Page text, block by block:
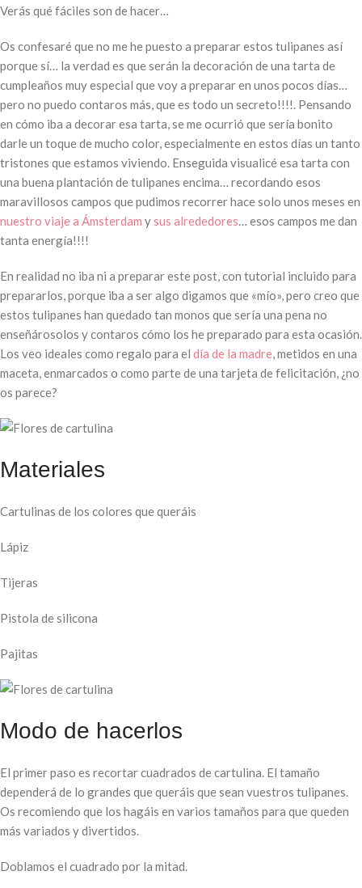
Verás qué fáciles son de hacer…
Os confesaré que no me he puesto a preparar estos tulipanes así
porque sí… la verdad es que serán la decoración de una tarta de
cumpleaños muy especial que voy a preparar en unos pocos días…
pero no puedo contaros más, que es todo un secreto!!!!. Pensando
en cómo iba a decorar esa tarta, se me ocurrió que sería bonito
darle un toque de mucho color, especialmente en estos días un tanto
tristones que estamos viviendo. Enseguida visualicé esa tarta con
una buena plantación de tulipanes encima… recordando esos
maravillosos campos que pudimos recorrer hace solo unos meses en
nuestro viaje a Ámsterdam ysus alrededores… esos campos me dan
tanta energía!!!!
En realidad no iba ni a preparar este post, con tutorial incluido para
prepararlos, porque iba a ser algo digamos que «mío», pero creo que
estos tulipanes han quedado tan monos que sería una pena no
enseñárosolos y contaros cómo los he preparado para esta ocasión.
Los veo ideales como regalo para el día de la madre, metidos en una
maceta, enmarcados o como parte de una tarjeta de felicitación, ¿no
os parece?
Materiales
Cartulinas de los colores que queráis
Lápiz
Tijeras
Pistola de silicona
Pajitas
Modo de hacerlos
El primer paso es recortar cuadrados de cartulina. El tamaño
dependerá de lo grandes que queráis que sean vuestros tulipanes.
Os recomiendo que los hagáis en varios tamaños para que queden
más variados y divertidos.
Doblamos el cuadrado por la mitad.